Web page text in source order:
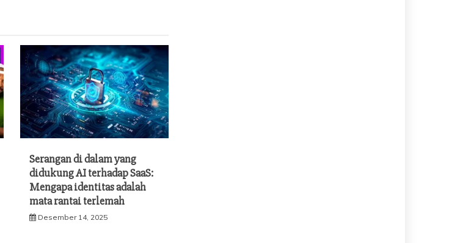
Serangan di dalam yang
didukung AI terhadap SaaS:
Mengapa identitas adalah
mata rantai terlemah
Desember 14, 2025